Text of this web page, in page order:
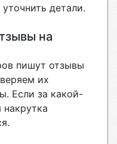
детали.
на
пишут отзывы
их
Если за какой-